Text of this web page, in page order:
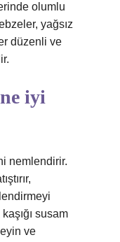
olumlu
yağsız
düzenli ve
iyi
nemlendirir.
susam
ve